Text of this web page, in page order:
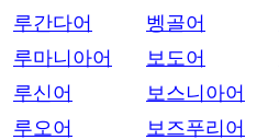
루간다어
루마니아어
루신어
루오어
벵골어
보도어
보스니아어
보즈푸리어